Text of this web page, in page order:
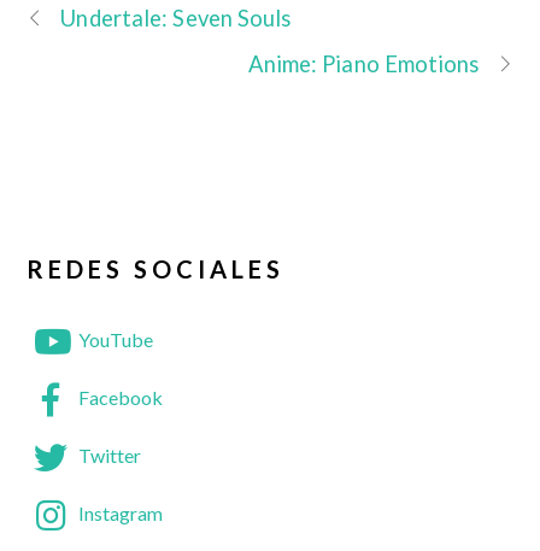
Undertale: Seven Souls
Anime: Piano Emotions
REDES SOCIALES
YouTube
Facebook
Twitter
Instagram